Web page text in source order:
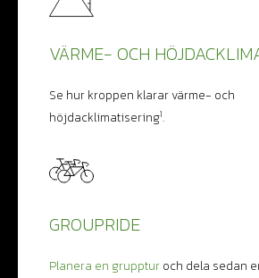
VÄRME- OCH
Se hur kroppen klarar värme- och
höjdacklimatisering1.
GROUPRIDE
Planera en grupptur och dela sedan